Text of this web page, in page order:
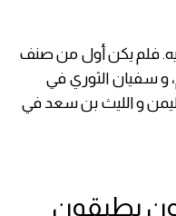
فلم يكن أول من صنف
و سفيان الثوري في
و الليث بن سعد في
يطبقون